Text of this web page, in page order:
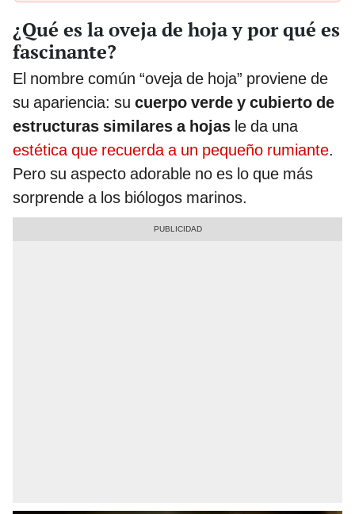
¿Qué es la oveja de hoja y por qué es
fascinante?
El nombre común “oveja de hoja” proviene de
su apariencia: su cuerpo verde y cubierto de
estructuras similares a hojas le da una
estética que recuerda a un pequeño rumiante.
Pero su aspecto adorable no es lo que más
sorprende a los biólogos marinos.